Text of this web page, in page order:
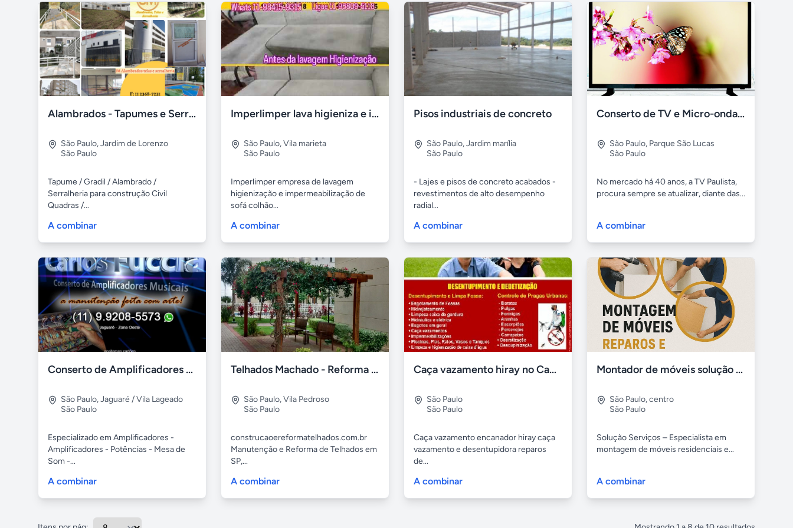
Alambrados - Tapumes e Serralheria em Geral
São Paulo,Jardim de Lorenzo
São Paulo
Tapume / Gradil / Alambrado /
Serralheria para construção Civil
Quadras /...
A combinar
Imperlimper lava higieniza e impermeabiliza
São Paulo,Vila marieta
São Paulo
Imperlimper empresa de lavagem
higienização e impermeabilização de
sofá colhão...
A combinar
Pisos industriais de concreto
São Paulo,Jardim marília
São Paulo
- Lajes e pisos de concreto acabados -
revestimentos de alto desempenho
radial...
A combinar
Conserto de TV e Micro-ondas SP e ABC Paulista
São Paulo, Parque São Lucas
São Paulo
No mercado há 40 anos, a TV Paulista,
procura sempre se atualizar, diante das...
A combinar
Conserto de Amplificadores Musicais - Cfuccia
São Paulo,Jaguaré / Vila Lageado
São Paulo
Especializado em Amplificadores -
Amplificadores - Potências - Mesa de
Som -...
A combinar
Telhados Machado - Reforma de Telhados
São Paulo,Vila Pedroso
São Paulo
construcaoereformatelhados.com.br
Manutenção e Reforma de Telhados em
SP,...
A combinar
Caça vazamento hiray no Cambuci
São Paulo
São Paulo
Caça vazamento encanador hiray caça
vazamento e desentupidora reparos
de...
A combinar
Montador de móveis solução serviços
São Paulo,centro
São Paulo
Solução Serviços – Especialista em
montagem de móveis residenciais e...
A combinar